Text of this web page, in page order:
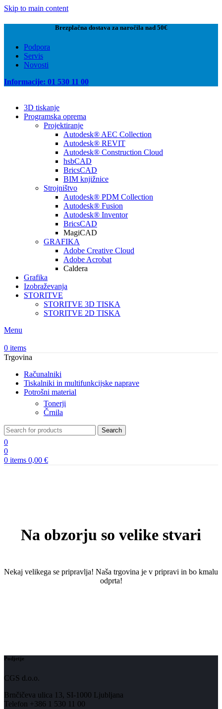
Skip to main content
Brezplačna dostava za naročila nad 50€
Podpora
Servis
Novosti
Informacije: 01 530 11 00
3D tiskanje
Programska oprema
Projektiranje
Autodesk® AEC Collection
Autodesk® REVIT
Autodesk® Construction Cloud
hsbCAD
BricsCAD
BIM knjižnice
Strojništvo
Autodesk® PDM Collection
Autodesk® Fusion
Autodesk® Inventor
BricsCAD
MagiCAD
GRAFIKA
Adobe Creative Cloud
Adobe Acrobat
Caldera
Grafika
Izobraževanja
STORITVE
STORITVE 3D TISKA
STORITVE 2D TISKA
Menu
0 items
Trgovina
Računalniki
Tiskalniki in multifunkcijske naprave
Potrošni material
Tonerji
Črnila
Search
0
0
0 items 0,00 €
Na obzorju so velike stvari
Nekaj ​​velikega se pripravlja! Naša trgovina je v pripravi in ​​bo kmalu
odprta!
Podjetje
CGS d.o.o.
Brnčičeva ulica 13, SI-1000 Ljubljana
Telefon +386 1 530 11 00